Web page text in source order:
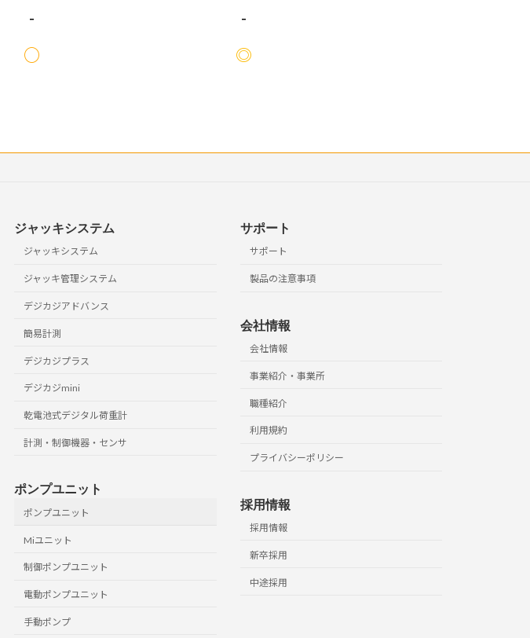
- -
○ ◎
ジャッキシステム
ジャッキシステム
ジャッキ管理システム
デジカジアドバンス
簡易計測
デジカジプラス
デジカジmini
乾電池式デジタル荷重計
計測・制御機器・センサ
ポンプユニット
ポンプユニット
Miユニット
制御ポンプユニット
電動ポンプユニット
手動ポンプ
サポート
サポート
製品の注意事項
会社情報
会社情報
事業紹介・事業所
職種紹介
利用規約
プライバシーポリシー
採用情報
採用情報
新卒採用
中途採用